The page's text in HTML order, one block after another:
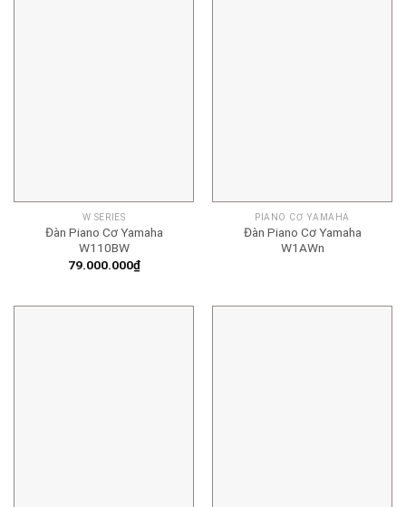
W SERIES
Đàn Piano Cơ Yamaha
W110BW
79.000.000₫
PIANO CƠ YAMAHA
Đàn Piano Cơ Yamaha
W1AWn